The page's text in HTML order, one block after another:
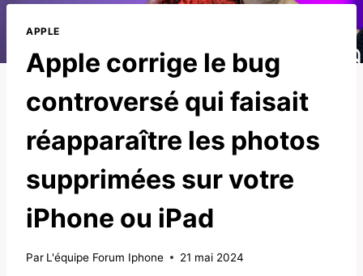
APPLE
Apple corrige le bug
controversé qui faisait
réapparaître les photos
supprimées sur votre
iPhone ou iPad
Par L'équipe Forum Iphone 21 mai 2024